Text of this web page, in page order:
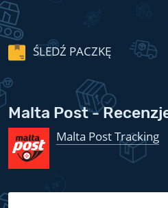
ŚLEDŹ PACZKĘ
Malta Post -
Malta Post Tracking